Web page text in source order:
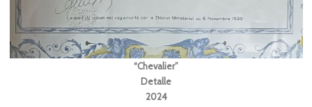
“Chevalier”
Detalle
2024